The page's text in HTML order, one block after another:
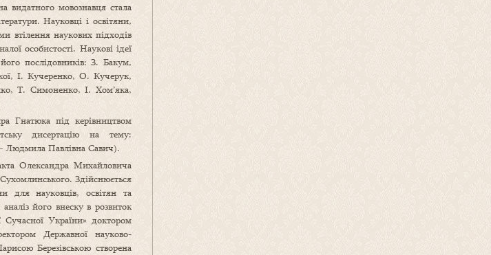
видатного мовознавця стала
Науковці і освітяни,
втілення наукових підходів
особистості. Наукові ідеї
послідовників: З. Бакум,
І. Кучеренко, О. Кучерук,
Т. Симоненко, І. Хом’яка,
Гнатюка під керівництвом
дисертацію на тему:
Людмила Павлівна Савич).
Олександра Михайловича
Здійснюється
для науковців, освітян та
його внеску в розвиток
Сучасної України» доктором
Державної науково-
Березівською створена